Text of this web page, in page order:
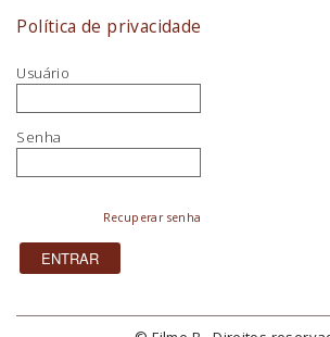
Política de privacidade
Usuário
Senha
Recuperar senha